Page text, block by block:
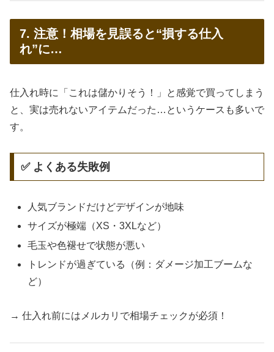
7. 注意！相場を見誤ると“損する仕入
れ”に…
仕入れ時に「これは儲かりそう！」と感覚で買ってしまう
と、実は売れないアイテムだった…というケースも多いで
す。
✅ よくある失敗例
人気ブランドだけどデザインが地味
サイズが極端（XS・3XLなど）
毛玉や色褪せで状態が悪い
トレンドが過ぎている（例：ダメージ加工ブームな
ど）
→ 仕入れ前にはメルカリで相場チェックが必須！